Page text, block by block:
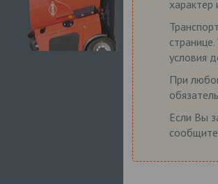
характер
условия
При
Если Вы